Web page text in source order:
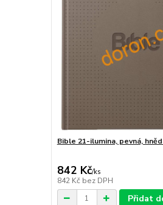
Bible 21-ilumina, pevná,
842 Kč/ks
842 Kč bez DPH
Přidat